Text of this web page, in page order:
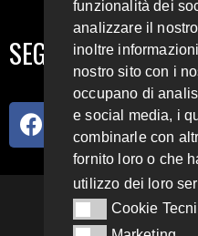
SEGUICI SUI
93.4 E
funzionalità dei
analizzare il
inoltre
nostro sito con i
occupano di
e social media, i
combinarle con
fornito loro o che
utilizzo dei loro
Cookie Tecnici
Cookie